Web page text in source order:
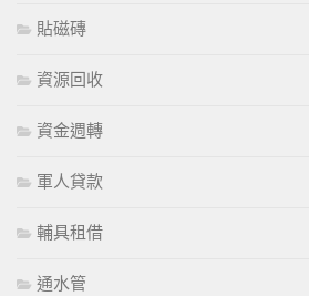
貼磁磚
資源回收
資金週轉
軍人貸款
輔具租借
通水管